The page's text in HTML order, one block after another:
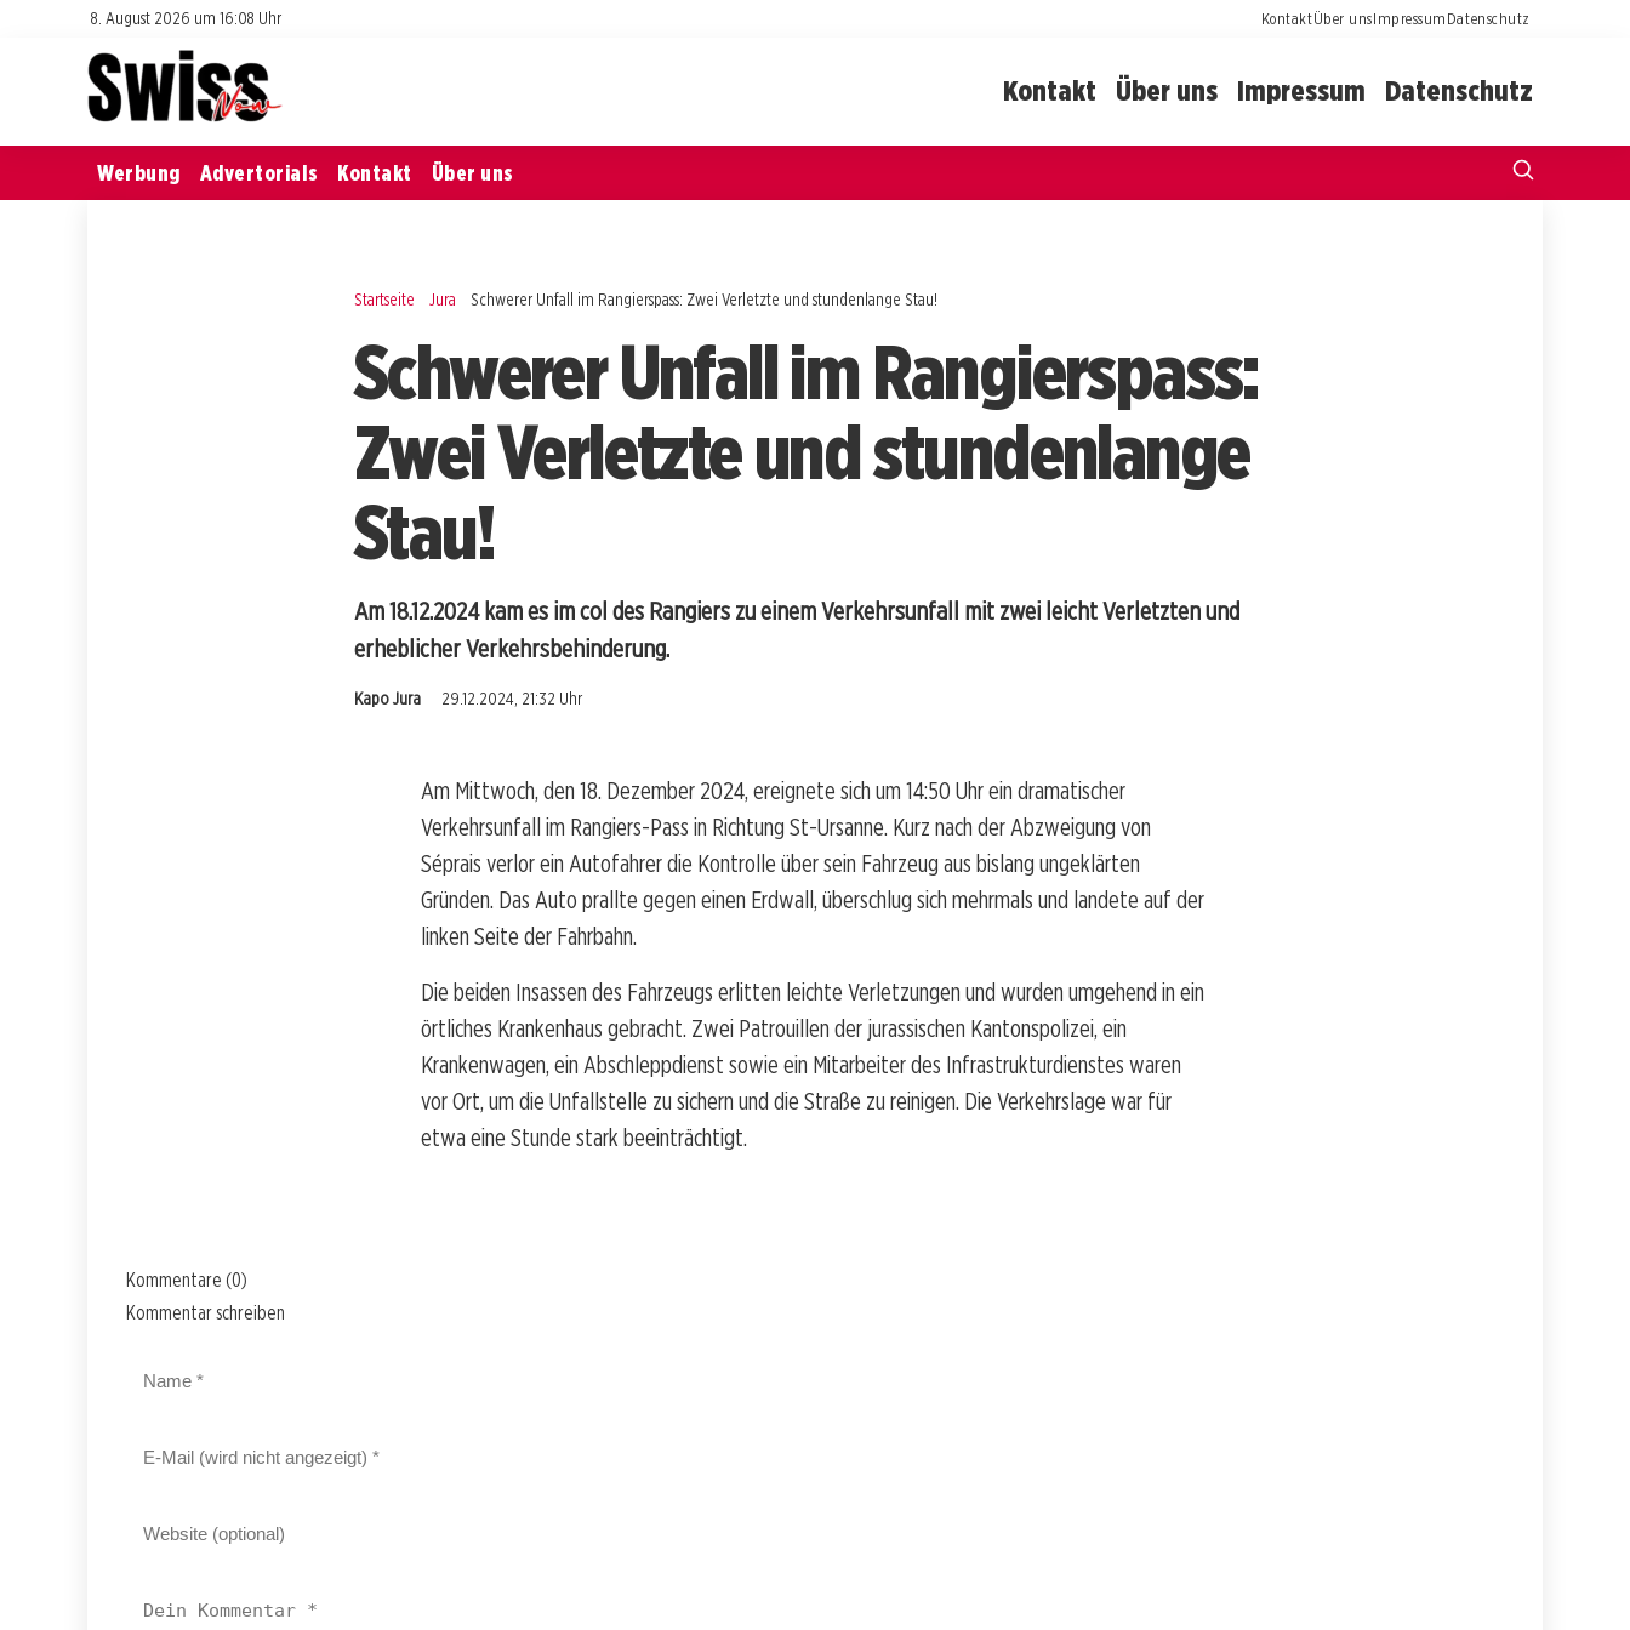
8. August 2026 um 16:08 Uhr KontaktÜber unsImpressumDatenschutz
Kontakt Über uns Impressum Datenschutz
Werbung Advertorials Kontakt Über uns
Startseite Jura Schwerer Unfall im Rangierspass: Zwei Verletzte und stundenlange Stau!
Schwerer Unfall im Rangierspass:
Zwei Verletzte und stundenlange
Stau!
Am 18.12.2024 kam es im col des Rangiers zu einem Verkehrsunfall mit zwei leicht Verletzten und
erheblicher Verkehrsbehinderung.
Kapo Jura 29.12.2024, 21:32 Uhr
Am Mittwoch, den 18. Dezember 2024, ereignete sich um 14:50 Uhr ein dramatischer
Verkehrsunfall im Rangiers-Pass in Richtung St-Ursanne. Kurz nach der Abzweigung von
Séprais verlor ein Autofahrer die Kontrolle über sein Fahrzeug aus bislang ungeklärten
Gründen. Das Auto prallte gegen einen Erdwall, überschlug sich mehrmals und landete auf der
linken Seite der Fahrbahn.
Die beiden Insassen des Fahrzeugs erlitten leichte Verletzungen und wurden umgehend in ein
örtliches Krankenhaus gebracht. Zwei Patrouillen der jurassischen Kantonspolizei, ein
Krankenwagen, ein Abschleppdienst sowie ein Mitarbeiter des Infrastrukturdienstes waren
vor Ort, um die Unfallstelle zu sichern und die Straße zu reinigen. Die Verkehrslage war für
etwa eine Stunde stark beeinträchtigt.
Kommentare (0)
Kommentar schreiben